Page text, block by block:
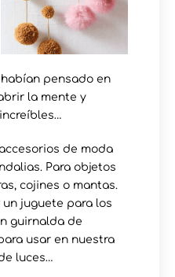
pensado en
la mente y
de moda
Para objetos
cojines o mantas.
un juguete para los
guirnalda de
usar en nuestra
luces…